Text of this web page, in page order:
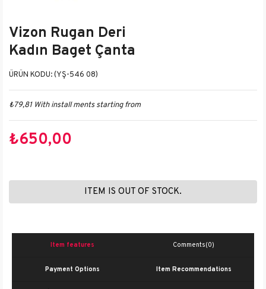
Vizon Rugan Deri
Kadın Baget Çanta
(YŞ-546 08)
₺79,81 With install ments starting from
₺650,00
ITEM IS OUT OF STOCK.
Item features Comments(0)
Payment Options Item Recommendations